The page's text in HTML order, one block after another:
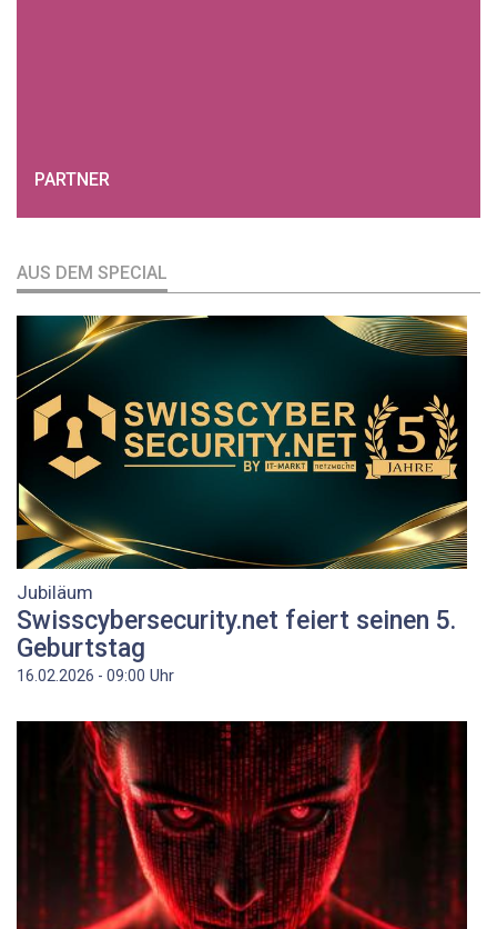
PARTNER
AUS DEM SPECIAL
Jubiläum
Swisscybersecurity.net feiert seinen 5.
Geburtstag
16.02.2026 - 09:00 Uhr